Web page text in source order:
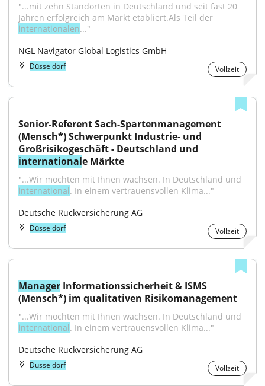
"...mit zehn Standorten in Deutschland und seit fast 20
internationalen..."
NGL Navigator Global Logistics GmbH
Düsseldorf Vollzeit
Senior-Referent Sach-Spartenmanagement
(Mensch*) Schwerpunkt Industrie- und
internationale Märkte
international. In einem vertrauensvollen Klima..."
Deutsche Rückversicherung AG
Düsseldorf Vollzeit
Manager Informationssicherheit & ISMS
(Mensch*) im qualitativen Risikomanagement
international. In einem vertrauensvollen Klima..."
Deutsche Rückversicherung AG
Düsseldorf Vollzeit